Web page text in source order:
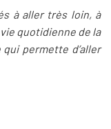
à aller très loin, à
quotidienne de la
permette d’aller